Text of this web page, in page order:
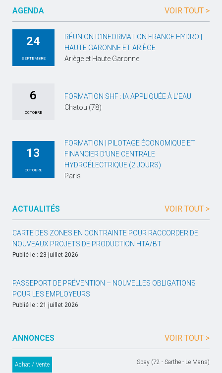
AGENDA VOIR TOUT >
24
SEPTEMBRE
RÉUNION D’INFORMATION FRANCE HYDRO |
HAUTE GARONNE ET ARIÈGE
Ariège et Haute Garonne
6
OCTOBRE
FORMATION SHF : IA APPLIQUÉE À L’EAU
Chatou (78)
13
OCTOBRE
FORMATION | PILOTAGE ÉCONOMIQUE ET
FINANCIER D’UNE CENTRALE
HYDROÉLECTRIQUE (2 JOURS)
Paris
ACTUALITÉS VOIR TOUT >
CARTE DES ZONES EN CONTRAINTE POUR RACCORDER DE
NOUVEAUX PROJETS DE PRODUCTION HTA/BT
Publié le : 23 juillet 2026
PASSEPORT DE PRÉVENTION – NOUVELLES OBLIGATIONS
POUR LES EMPLOYEURS
Publié le : 21 juillet 2026
ANNONCES VOIR TOUT >
Achat / Vente Spay (72 - Sarthe - Le Mans)